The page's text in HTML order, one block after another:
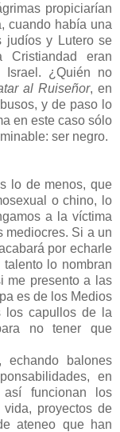
propiciarían
cuando había una
judíos y Lutero se
eran
Israel. ¿Quién no
al Ruiseñor, en
y de paso lo
en este caso sólo
ser negro.
lo de menos, que
o chino, lo
a la víctima
mediocres. Si a un
por echarle
lo nombran
me presento a las
es de los Medios
los capullos de la
no tener que
balones
en
funcionan los
proyectos de
ateneo que han